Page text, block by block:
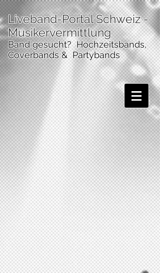
Liveband-Portal Schweiz-
Musikervermittlung
Band gesucht? Hochzeitsbands,
Coverbands & Partybands